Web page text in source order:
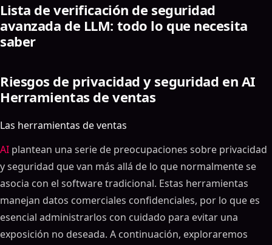
Lista de verificación de seguridad
avanzada de LLM: todo lo que necesita
saber
Riesgos de privacidad y seguridad en AI
Herramientas de ventas
Las herramientas de ventas
AI plantean una serie de preocupaciones sobre privacidad
y seguridad que van más allá de lo que normalmente se
asocia con el software tradicional. Estas herramientas
manejan datos comerciales confidenciales, por lo que es
esencial administrarlos con cuidado para evitar una
exposición no deseada. A continuación, exploraremos